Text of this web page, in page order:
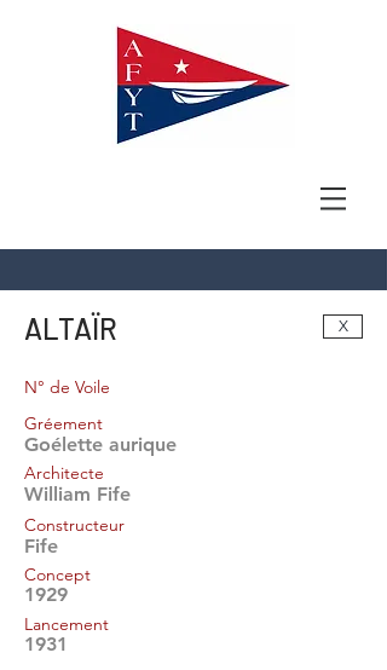
ALTAÏR X
N° de Voile
Gréement
Goélette aurique
Architecte
William Fife
Constructeur
Fife
Concept
1929
Lancement
1931